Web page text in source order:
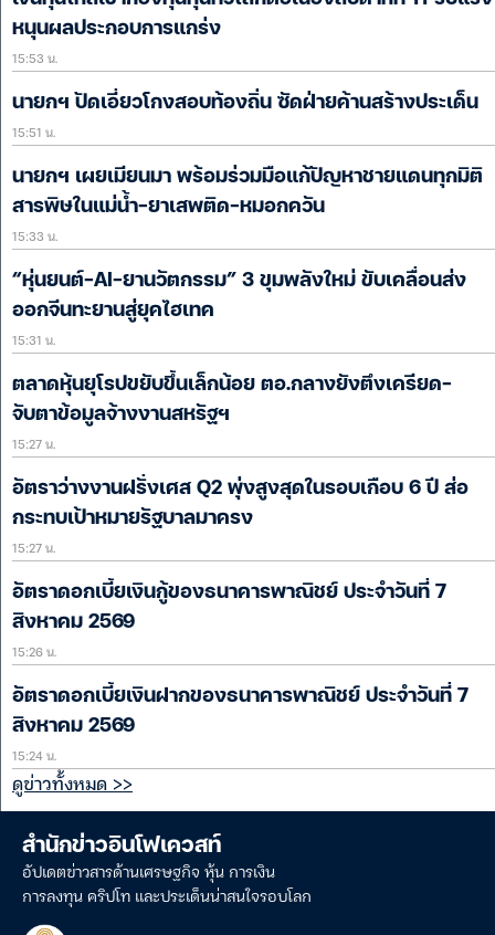
หนุนผลประกอบการแกร่ง
15:53 น.
นายกฯ ปัดเอี่ยวโกงสอบท้องถิ่น ซัดฝ่ายค้านสร้างประเด็น
15:51 น.
นายกฯ เผยเมียนมา พร้อมร่วมมือแก้ปัญหาชายแดนทุกมิติ
สารพิษในแม่น้ำ-ยาเสพติด-หมอกควัน
15:33 น.
“หุ่นยนต์-AI-ยานวัตกรรม” 3 ขุมพลังใหม่ ขับเคลื่อนส่ง
ออกจีนทะยานสู่ยุคไฮเทค
15:31 น.
ตลาดหุ้นยุโรปขยับขึ้นเล็กน้อย ตอ.กลางยังตึงเครียด-
จับตาข้อมูลจ้างงานสหรัฐฯ
15:27 น.
อัตราว่างงานฝรั่งเศส Q2 พุ่งสูงสุดในรอบเกือบ 6 ปี ส่อ
กระทบเป้าหมายรัฐบาลมาครง
15:27 น.
อัตราดอกเบี้ยเงินกู้ของธนาคารพาณิชย์ ประจำวันที่ 7
สิงหาคม 2569
15:26 น.
อัตราดอกเบี้ยเงินฝากของธนาคารพาณิชย์ ประจำวันที่ 7
สิงหาคม 2569
15:24 น.
ดูข่าวทั้งหมด >>
สำนักข่าวอินโฟเควสท์
อัปเดตข่าวสารด้านเศรษฐกิจ หุ้น การเงิน
การลงทุน คริปโท และประเด็นน่าสนใจรอบโลก